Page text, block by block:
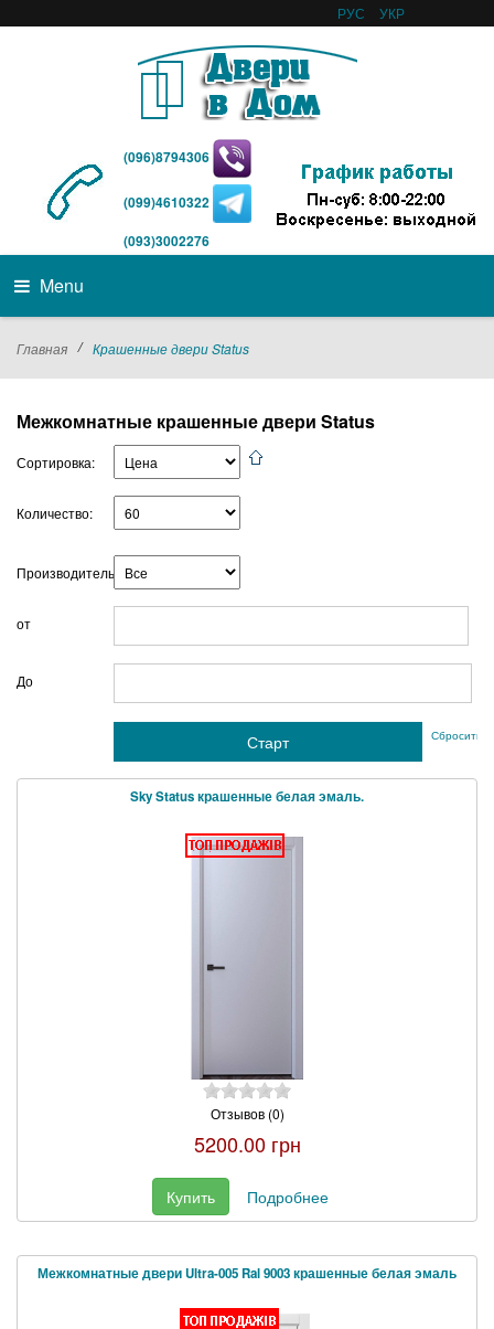
РУС УКР
(096)8794306
(099)4610322
(093)3002276
Menu
Главная / Крашенные двери Status
Межкомнатные крашенные двери Status
Сортировка:
Количество:
Производитель:
от
До
Сбросить
Sky Status крашенные белая эмаль.
Отзывов (0)
5200.00 грн
Купить Подробнее
Межкомнатные двери Ultra-005 Ral 9003 крашенные белая эмаль